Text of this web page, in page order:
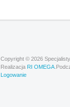
Copyright © 2026
Realizacja RI OMEGA
Logowanie